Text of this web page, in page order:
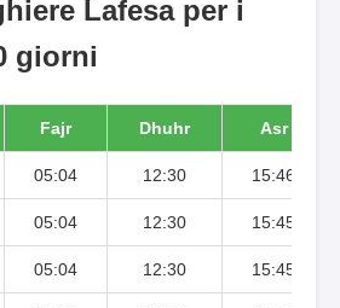
Lafesa per i
giorni
Fajr Dhuhr Asr
05:04 12:30 15:46
05:04 12:30 15:45
05:04 12:30 15:45